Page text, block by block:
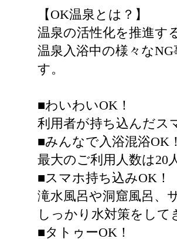
【OK温泉とは？】
温泉の活性化を推進す
温泉入浴中の様々な
す。
■わいわいOK！
利用者が持ち込んだス
■みんなで入浴混浴OK！
最大のご利用人数は20
■スマホ持ち込みOK！
滝水風呂や洞窟風呂、
しっかり水対策をして
■タトゥーOK！